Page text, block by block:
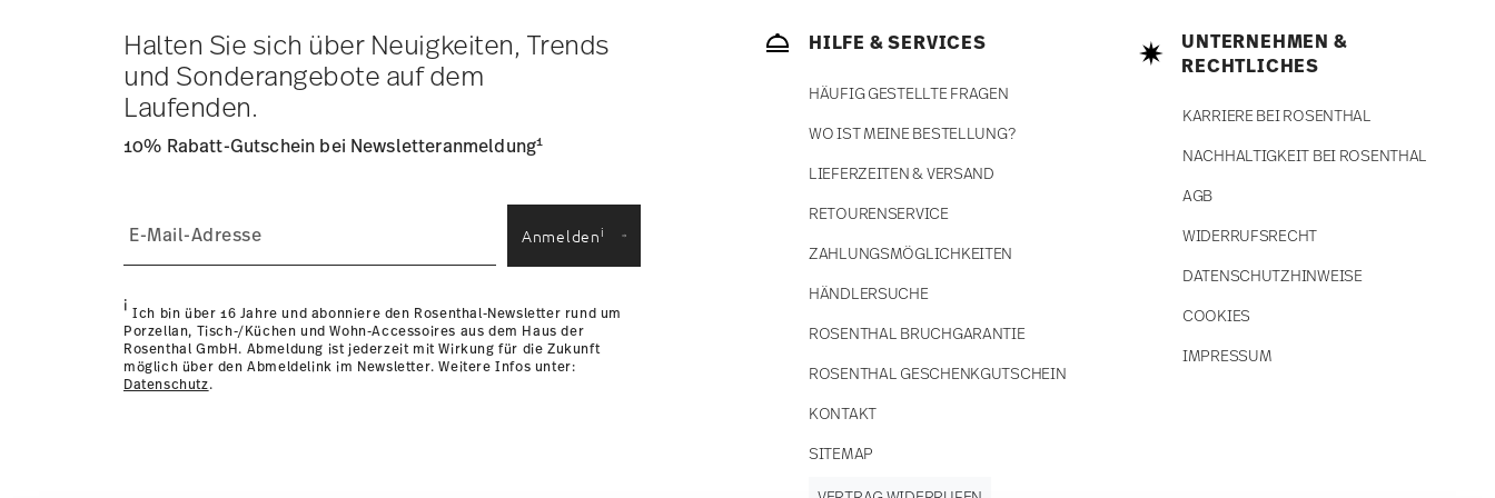
Lieferzeit innerhalb Deutschlands:
3-5 Werktage für vorrätige Artikel. Sie können die Lieferzeiten in
andere Länderhier einsehen.
Retouren:Für Retouren nutzen Sie bitte unserenRetourenservice
Halten Sie sich über Neuigkeiten, Trends
und Sonderangebote auf dem
Laufenden.
10% Rabatt-Gutschein bei Newsletteranmeldung1
Anmeldeni
i Ich bin über 16 Jahre und abonniere den Rosenthal-Newsletter rund um
Porzellan, Tisch-/Küchen und Wohn-Accessoires aus dem Haus der
Rosenthal GmbH. Abmeldung ist jederzeit mit Wirkung für die Zukunft
möglich über den Abmeldelink im Newsletter. Weitere Infos unter:
Datenschutz.
HILFE & SERVICES
HÄUFIG GESTELLTE FRAGEN
WO IST MEINE BESTELLUNG?
LIEFERZEITEN & VERSAND
RETOURENSERVICE
ZAHLUNGSMÖGLICHKEITEN
HÄNDLERSUCHE
ROSENTHAL BRUCHGARANTIE
ROSENTHAL GESCHENKGUTSCHEIN
KONTAKT
SITEMAP
UNTERNEHMEN &
RECHTLICHES
KARRIERE BEI ROSENTHAL
NACHHALTIGKEIT BEI ROSENTHAL
AGB
WIDERRUFSRECHT
DATENSCHUTZHINWEISE
COOKIES
IMPRESSUM